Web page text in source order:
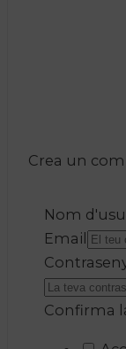
Crea un
Nom
Email
Confirma